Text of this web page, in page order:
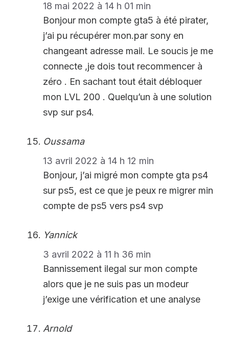
18 mai 2022 à 14 h 01 min
Bonjour mon compte gta5 à été pirater,
j’ai pu récupérer mon.par sony en
changeant adresse mail. Le soucis je me
connecte ,je dois tout recommencer à
zéro . En sachant tout était débloquer
mon LVL 200 . Quelqu’un à une solution
svp sur ps4.
Oussama
13 avril 2022 à 14 h 12 min
Bonjour, j’ai migré mon compte gta ps4
sur ps5, est ce que je peux re migrer min
compte de ps5 vers ps4 svp
Yannick
3 avril 2022 à 11 h 36 min
Bannissement ilegal sur mon compte
alors que je ne suis pas un modeur
j’exige une vérification et une analyse
Arnold